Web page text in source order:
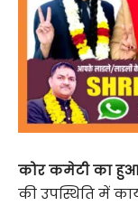
कोर कमेटी का
की उपस्थिति में